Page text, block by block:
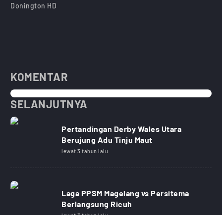
Donington HD
KOMENTAR
SELANJUTNYA
Pertandingan Derby Wales Utara
Berujung Adu Tinju Maut
lewat 3 tahun lalu
Laga PPSM Magelang vs Persitema
Berlangsung Ricuh